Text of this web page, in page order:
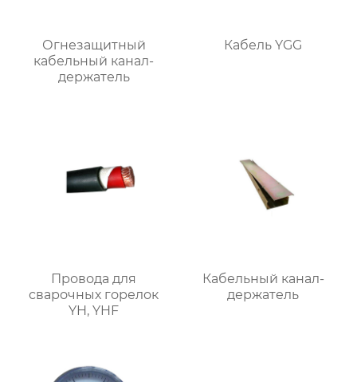
Огнезащитный
кабельный канал-
держатель
Кабель YGG
Провода для
сварочных горелок
YH, YHF
Кабельный канал-
держатель